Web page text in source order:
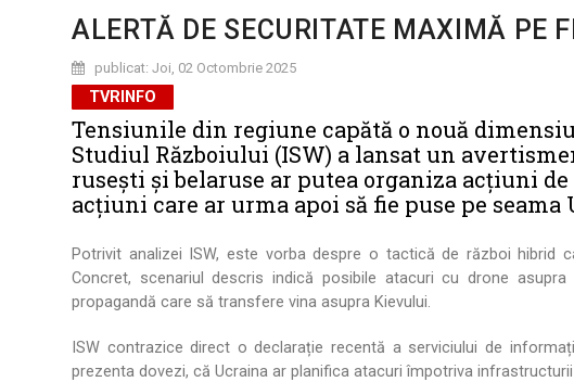
ALERTĂ DE SECURITATE MAXIMĂ PE
publicat: Joi, 02 Octombrie 2025
TVRINFO
Tensiunile din regiune capătă o nouă
Studiul Războiului (ISW) a lansat un
rusești și belaruse ar putea organiza acțiuni
acțiuni care ar urma apoi să fie puse pe seama
Potrivit analizei ISW, este vorba despre o tactică de război hibrid
Concret, scenariul descris indică posibile atacuri cu drone
propagandă care să transfere vina asupra Kievului.
ISW contrazice direct o declarație recentă a serviciului de
prezenta dovezi, că Ucraina ar planifica atacuri împotriva infrastructurii